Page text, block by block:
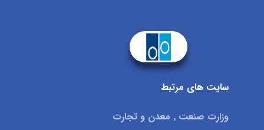
سایت های مرتبط
وزارت صنعت ٬ معدن و تجارت